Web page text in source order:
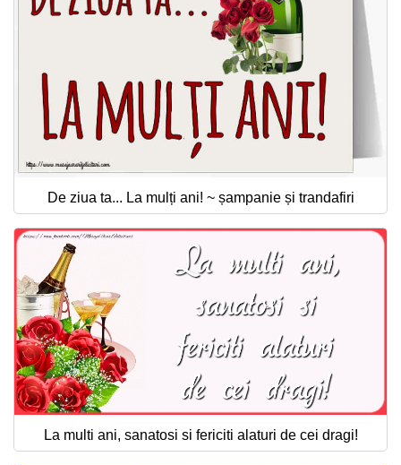
De ziua ta... La mulți ani! ~ șampanie și trandafiri
La multi ani, sanatosi si fericiti alaturi de cei dragi!